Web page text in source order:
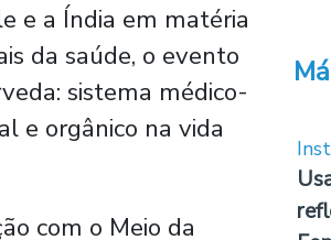
e a Índia em matéria
da saúde, o evento
sistema médico-
e orgânico na vida
com o Meio da